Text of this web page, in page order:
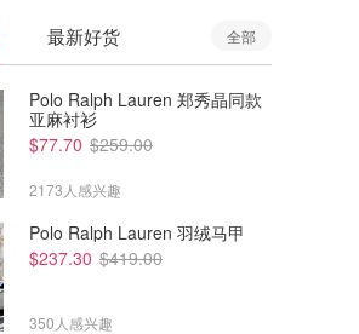
最新好货 全部
Polo Ralph Lauren 郑秀晶同款
亚麻衬衫
$77.70 $259.00
2173人感兴趣
Polo Ralph Lauren 羽绒马甲
$237.30 $419.00
350人感兴趣